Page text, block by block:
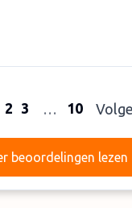
2 3 … 10
Meer
beoordelingen lezen